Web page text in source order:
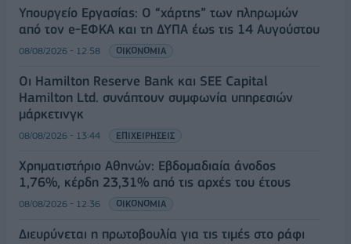
Υπουργείο Εργασίας: Ο “χάρτης” των πληρωμών
από τον e-ΕΦΚΑ και τη ΔΥΠΑ έως τις 14 Αυγούστου
08/08/2026 - 12:58 ΟΙΚΟΝΟΜΙΑ
Οι Hamilton Reserve Bank και SEE Capital
Hamilton Ltd. συνάπτουν συμφωνία υπηρεσιών
μάρκετινγκ
08/08/2026 - 13:44 ΕΠΙΧΕΙΡΗΣΕΙΣ
Χρηματιστήριο Αθηνών: Εβδομαδιαία άνοδος
1,76%, κέρδη 23,31% από τις αρχές του έτους
08/08/2026 - 12:36 ΟΙΚΟΝΟΜΙΑ
Διευρύνεται η πρωτοβουλία για τις τιμές στο ράφι